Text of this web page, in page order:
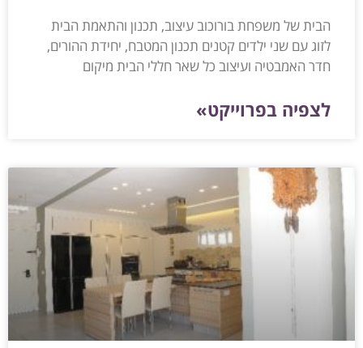
הבית של משפחת בורוכוב עיצוב, תכנון והתאמת הבית
לזוג עם שני ילדים קטנים תכנון המטבח, יחידת ההורים,
חדר האמבטיה ועיצוב כל שאר חללי הבית מיקום
לצפיה בפרוייקט»